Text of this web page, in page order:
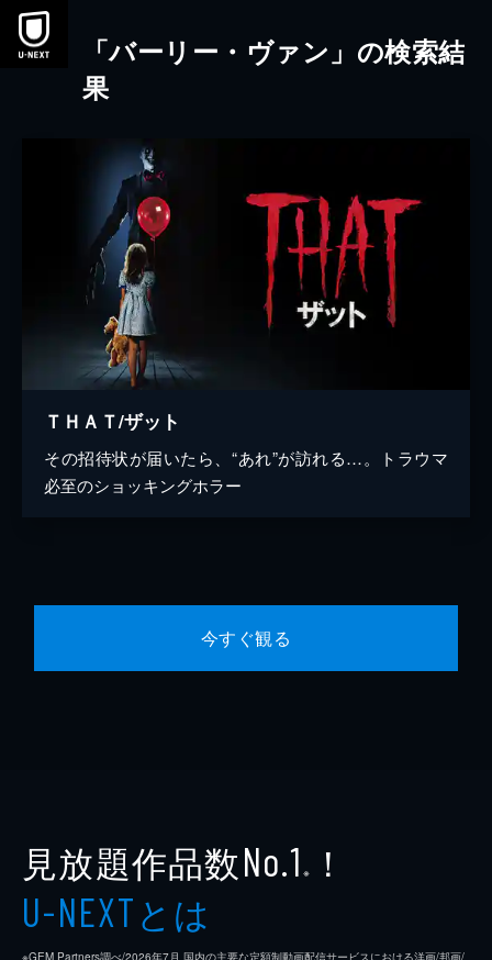
本文へスキップ
「バーリー・ヴァン」の検索結
果
ＴＨＡＴ/ザット
その招待状が届いたら、“あれ”が訪れる…。トラウマ
必至のショッキングホラー
今すぐ観る
見放題作品数No.1 ※ ！
U-NEXTとは